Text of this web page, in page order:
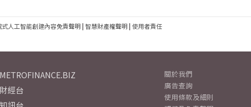
式人工智能創建內容免責聲明| 智慧財產權聲明| 使用者責任
METROFINANCE.BIZ
財經台
關於我們
廣告查詢
使用條款及細則